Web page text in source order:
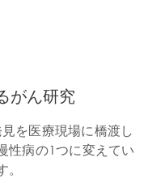
がん研究
を医療現場に橋渡し
性病の1つに変えてい